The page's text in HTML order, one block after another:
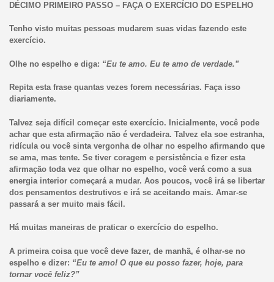
DÉCIMO PRIMEIRO PASSO – FAÇA O EXERCÍCIO DO ESPELHO
Tenho visto muitas pessoas mudarem suas vidas fazendo este
exercício.
Olhe no espelho e diga: “Eu te amo. Eu te amo de verdade.”
Repita esta frase quantas vezes forem necessárias. Faça isso
diariamente.
Talvez seja difícil começar este exercício. Inicialmente, você pode
achar que esta afirmação não é verdadeira. Talvez ela soe estranha,
ridícula ou você sinta vergonha de olhar no espelho afirmando que
se ama, mas tente. Se tiver coragem e persistência e fizer esta
afirmação toda vez que olhar no espelho, você verá como a sua
energia interior começará a mudar. Aos poucos, você irá se libertar
dos pensamentos destrutivos e irá se aceitando mais. Amar-se
passará a ser muito mais fácil.
Há muitas maneiras de praticar o exercício do espelho.
A primeira coisa que você deve fazer, de manhã, é olhar-se no
espelho e dizer: “Eu te amo! O que eu posso fazer, hoje, para
tornar você feliz?”